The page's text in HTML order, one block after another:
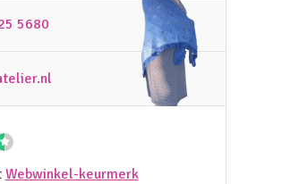
5680
Webwinkel-keurmerk